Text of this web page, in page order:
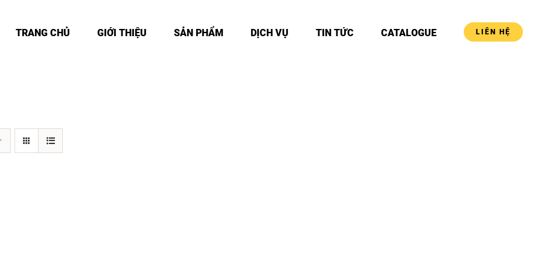
TRANG CHỦ GIỚI THIỆU SẢN PHẨM DỊCH VỤ TIN TỨC CATALOGUE LIÊN HỆ